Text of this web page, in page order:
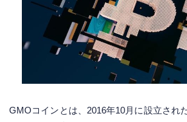
GMOコインとは、2016年10月に設立され